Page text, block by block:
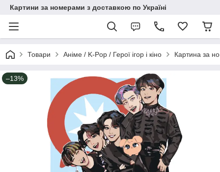
Картини за номерами з доставкою по Україні
Товари Аніме / K-Pop / Герої ігор і кіно Картина за
–13%